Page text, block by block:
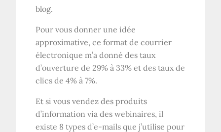
blog.
Pour vous donner une idée
approximative, ce format de courrier
électronique m’a donné des taux
d’ouverture de 29% à 33% et des taux de
clics de 4% à 7%.
Et si vous vendez des produits
d’information via des webinaires, il
existe 8 types d’e-mails que j’utilise pour